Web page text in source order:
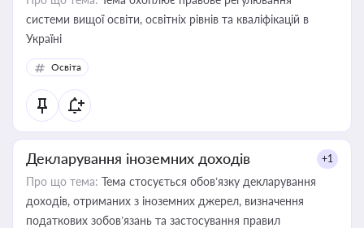
системи вищої освіти, освітніх рівнів та кваліфікацій в
Україні
Освіта
Декларування іноземних доходів +1
Про що тема: Тема стосується обов’язку декларування
доходів, отриманих з іноземних джерел, визначення
податкових зобов’язань та застосування правил